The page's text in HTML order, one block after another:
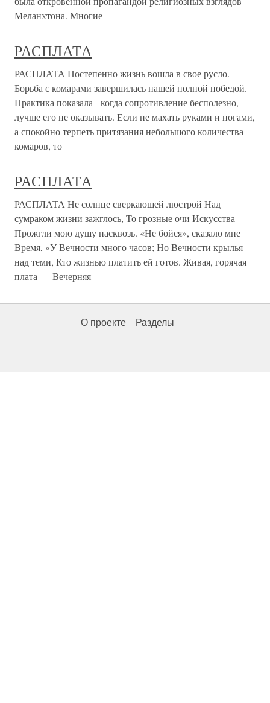
Меланхтона. Многие
РАСПЛАТА
РАСПЛАТА Постепенно жизнь вошла в свое русло.
Борьба с комарами завершилась нашей полной победой.
Практика показала - когда сопротивление бесполезно,
лучше его не оказывать. Если не махать руками и ногами,
а спокойно терпеть притязания небольшого количества
комаров, то
РАСПЛАТА
РАСПЛАТА Не солнце сверкающей люстрой Над
сумраком жизни зажглось, То грозные очи Искусства
Прожгли мою душу насквозь. «Не бойся», сказало мне
Время, «У Вечности много часов; Но Вечности крылья
над теми, Кто жизнью платить ей готов. Живая, горячая
плата — Вечерняя
О проекте Разделы